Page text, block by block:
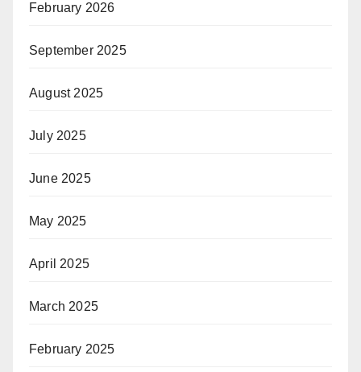
February 2026
September 2025
August 2025
July 2025
June 2025
May 2025
April 2025
March 2025
February 2025